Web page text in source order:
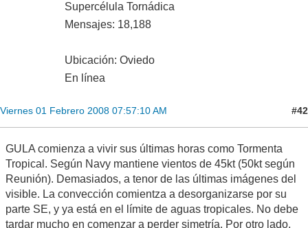
Supercélula Tornádica
Mensajes: 18,188
Ubicación: Oviedo
En línea
Viernes 01 Febrero 2008 07:57:10 AM #42
GULA comienza a vivir sus últimas horas como Tormenta
Tropical. Según Navy mantiene vientos de 45kt (50kt según
Reunión). Demasiados, a tenor de las últimas imágenes del
visible. La convección comientza a desorganizarse por su
parte SE, y ya está en el límite de aguas tropicales. No debe
tardar mucho en comenzar a perder simetría. Por otro lado,